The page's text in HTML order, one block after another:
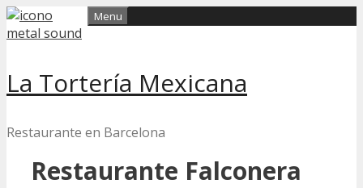
Skip
to
La Tortería Mexicana
Restaurante en Barcelona
Menu
Restaurante Falconera